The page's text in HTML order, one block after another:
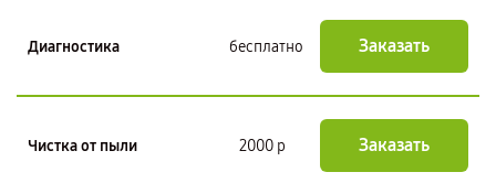
Диагностика бесплатно Заказать
Чистка от пыли 2000 р Заказать